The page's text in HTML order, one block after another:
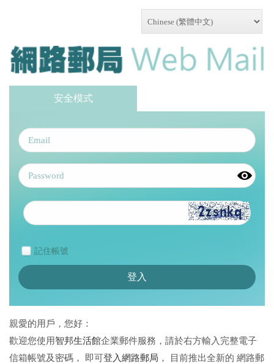
安全模式
記住帳號
親愛的用戶，您好：
歡迎您使用智邦生活館企業郵件服務，請於右方輸入完整電子
信箱帳號及密碼， 即可登入網路郵局 ， 目前推出全新的 網路郵